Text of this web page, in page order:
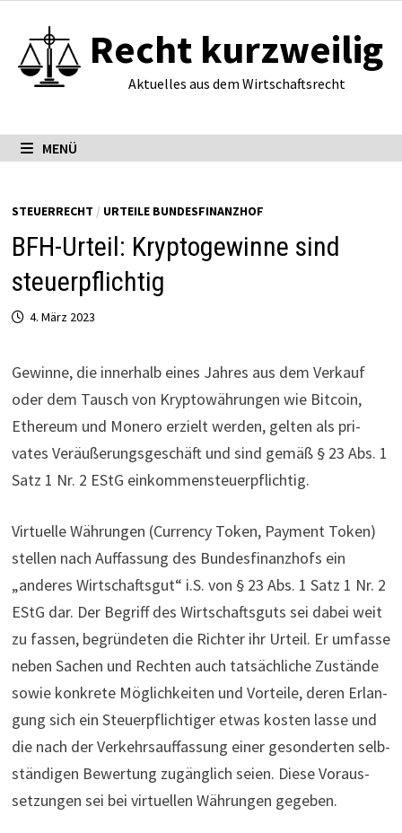
Inhalt
springen
Recht kurzweilig
Aktuelles aus dem Wirtschaftsrecht
MENÜ
STEUERRECHT / URTEILE BUNDESFINANZHOF
BFH-Urteil: Kryptogewinne sind
steuerpflichtig
4. März 2023
Gewinne, die inner­halb eines Jahres aus dem Verkauf
oder dem Tausch von Kryp­to­wäh­rungen wie Bitcoin,
Ethe­reum und Monero erzielt werden, gelten als pri­
vates Ver­äu­ße­rungs­ge­schäft und sind gemäß § 23 Abs. 1
Satz 1 Nr. 2 EStG einkommensteuerpflichtig.
Vir­tu­elle Wäh­rungen (Cur­rency Token, Payment Token)
stellen nach Auf­fas­sung des Bundesfinanzhofs ein
„anderes Wirt­schaftsgut“ i.S. von § 23 Abs. 1 Satz 1 Nr. 2
EStG dar. Der Begriff des Wirt­schafts­guts sei dabei weit
zu fassen, begründeten die Richter ihr Urteil. Er umfasse
neben Sachen und Rechten auch tat­säch­liche Zustände
sowie kon­krete Mög­lich­keiten und Vor­teile, deren Erlan­
gung sich ein Steu­er­pflich­tiger etwas kosten lasse und
die nach der Ver­kehrs­auf­fas­sung einer geson­derten selb­
stän­digen Bewer­tung zugäng­lich seien. Diese Vor­aus­
set­zungen sei bei vir­tu­ellen Wäh­rungen gegeben.